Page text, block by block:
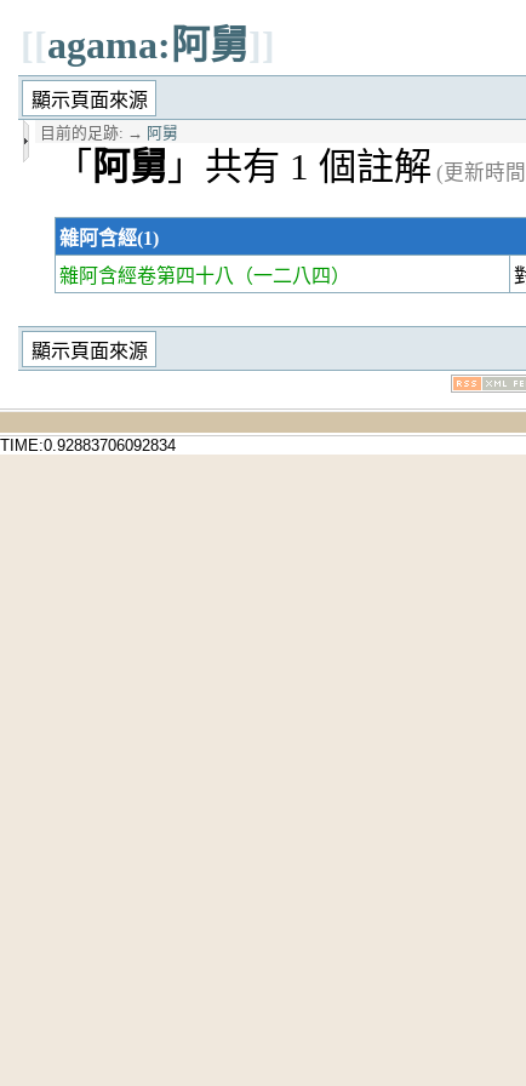
[[agama:阿舅]]
目前的足跡: → 阿舅
「 阿舅 」共有 1 個註解 (更新時
雜阿含經(1)
雜阿含經卷第四十八
（一二八四）
TIME:0.92883706092834